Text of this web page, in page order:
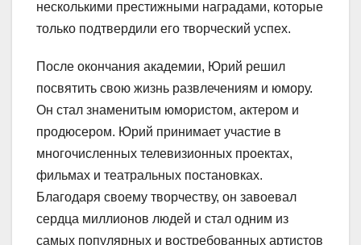
несколькими престижными наградами, которые
только подтвердили его творческий успех.
После окончания академии, Юрий решил
посвятить свою жизнь развлечениям и юмору.
Он стал знаменитым юмористом, актером и
продюсером. Юрий принимает участие в
многочисленных телевизионных проектах,
фильмах и театральных постановках.
Благодаря своему творчеству, он завоевал
сердца миллионов людей и стал одним из
самых популярных и востребованных артистов